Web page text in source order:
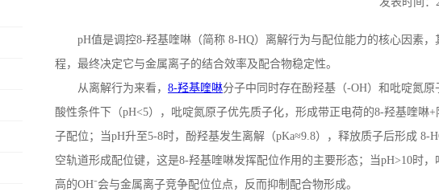
pH值是调控8-羟基喹啉（简称 8-HQ）离解行为与配位能力的核心因素
程，最终决定它与金属离子的结合效率及配合物稳定性。
从离解行为来看， 8-羟基喹啉分子中同时存在酚羟基（-OH）和吡啶氮原
酸性条件下（pH<5），吡啶氮原子优先质子化，形成带正电荷的8-羟基喹啉+
子配位；当pH升至5-8时，酚羟基发生离解（pKa≈9.8），释放质子后形成 8-
空轨道形成配位键，这是8-羟基喹啉发挥配位作用的主要形态；当pH>10时，
高的OH⁻会与金属离子竞争配位位点，反而抑制配合物形成。